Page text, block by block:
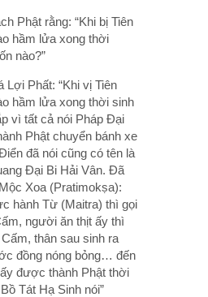
Phật rằng: “Khi bị Tiên
hầm lửa xong thời
nào?”
Phất: “Khi vị Tiên
hầm lửa xong thời sinh
vì tất cả nói Pháp Đại
Phật chuyển bánh xe
đã nói cũng có tên là
Đại Bi Hải Vân. Đã
Xoa (Pratimokṣa):
hành Từ (Maitra) thì gọi
người ăn thịt ấy thì
thân sau sinh ra
đồng nóng bỏng… đến
được thành Phật thời
Tát Hạ Sinh nói”